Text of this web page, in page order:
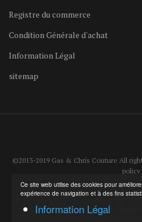
Ce site web utilise des cookies pour
expérience de navigation et à des fins
Information Légal
Registre du commerce
Condition Générale d'achat
Information Légal
sitemap
©2013-2019 Gas & Chris Couture All
policy
Gas & Chris Couture est un atelier de
mesure pour homme et femme.
reparation et d'ajustement de
enregistrer au registre du